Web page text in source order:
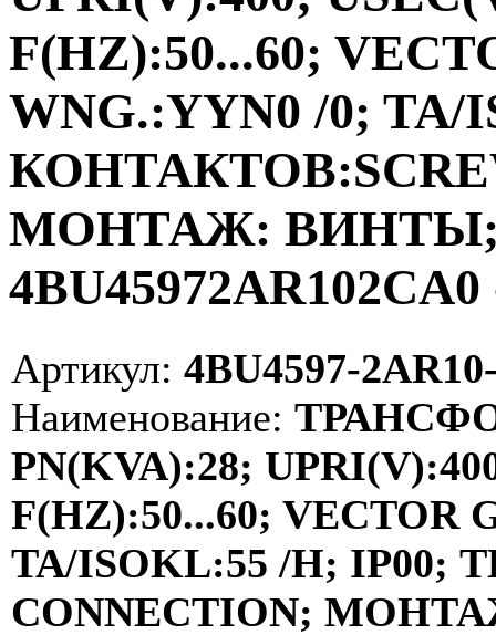
F(HZ):50...60;
WNG.:YYN0 /0;
МОНТАЖ: ВИНТЫ;
Артикул: 4BU4597-
Наименование:
PN(KVA):28;
F(HZ):50...60; VECTOR
TA/ISOKL:55 /H;
CONNECTION;